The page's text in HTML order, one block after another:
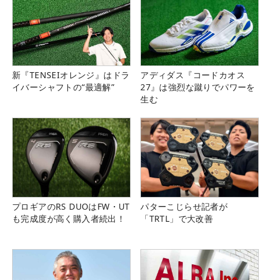
新『TENSEIオレンジ』はドラ
イバーシャフトの“最適解”
アディダス『コードカオス
27』は強烈な蹴りでパワーを
生む
プロギアのRS DUOはFW・UT
も完成度が高く購入者続出！
パターこじらせ記者が
「TRTL」で大改善